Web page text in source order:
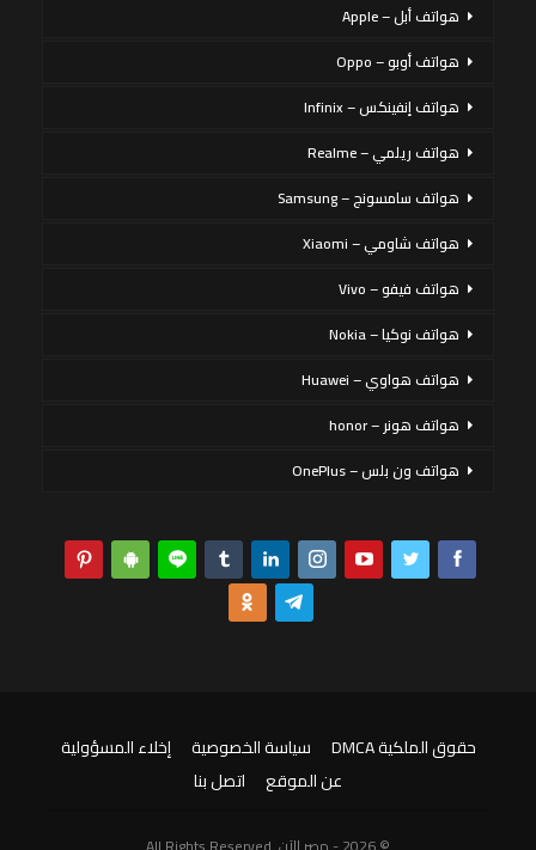
هواتف أبل – Apple
هواتف أوبو – Oppo
هواتف إنفينكس – Infinix
هواتف ريلمي – Realme
هواتف سامسونج – Samsung
هواتف شاومي – Xiaomi
هواتف فيفو – Vivo
هواتف نوكيا – Nokia
هواتف هواوي – Huawei
هواتف هونر – honor
هواتف ون بلس – OnePlus
حقوق الملكية DMCA سياسة الخصوصية
إخلاء المسؤولية
عن الموقع
اتصل بنا